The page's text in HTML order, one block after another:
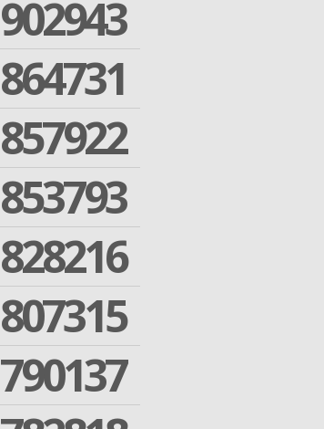
902943
864731
857922
853793
828216
807315
790137